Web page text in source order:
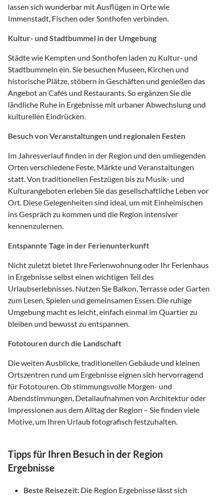
lassen sich wunderbar mit Ausflügen in Orte wie
Immenstadt, Fischen oder Sonthofen verbinden.
Kultur- und Stadtbummel in der Umgebung
Städte wie Kempten und Sonthofen laden zu Kultur- und
Stadtbummeln ein. Sie besuchen Museen, Kirchen und
historische Plätze, stöbern in Geschäften und genießen das
Angebot an Cafés und Restaurants. So ergänzen Sie die
ländliche Ruhe in Ergebnisse mit urbaner Abwechslung und
kulturellen Eindrücken.
Besuch von Veranstaltungen und regionalen Festen
Im Jahresverlauf finden in der Region und den umliegenden
Orten verschiedene Feste, Märkte und Veranstaltungen
statt. Von traditionellen Festzügen bis zu Musik- und
Kulturangeboten erleben Sie das gesellschaftliche Leben vor
Ort. Diese Gelegenheiten sind ideal, um mit Einheimischen
ins Gespräch zu kommen und die Region intensiver
kennenzulernen.
Entspannte Tage in der Ferienunterkunft
Nicht zuletzt bietet Ihre Ferienwohnung oder Ihr Ferienhaus
in Ergebnisse selbst einen wichtigen Teil des
Urlaubserlebnisses. Nutzen Sie Balkon, Terrasse oder Garten
zum Lesen, Spielen und gemeinsamen Essen. Die ruhige
Umgebung macht es leicht, einfach einmal im Quartier zu
bleiben und bewusst zu entspannen.
Fototouren durch die Landschaft
Die weiten Ausblicke, traditionellen Gebäude und kleinen
Ortszentren rund um Ergebnisse eignen sich hervorragend
für Fototouren. Ob stimmungsvolle Morgen- und
Abendstimmungen, Detailaufnahmen von Architektur oder
Impressionen aus dem Alltag der Region – Sie finden viele
Motive, um Ihren Urlaub fotografisch festzuhalten.
Tipps für Ihren Besuch in der Region
Ergebnisse
Beste Reisezeit: Die Region Ergebnisse lässt sich